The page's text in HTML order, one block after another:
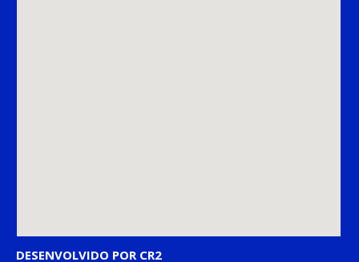
DESENVOLVIDO POR CR2